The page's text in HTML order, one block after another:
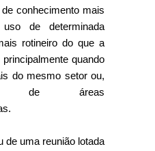
conhecimento mais
de determinada
rotineiro do que a
quando
do mesmo setor ou,
de áreas
de uma reunião lotada